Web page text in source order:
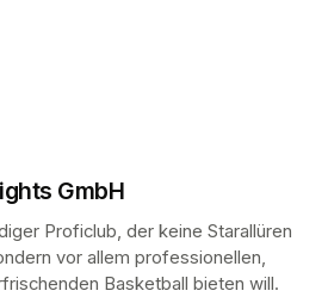
GmbH
Proficlub, der keine Starallüren
vor allem professionellen,
Basketball bieten will.